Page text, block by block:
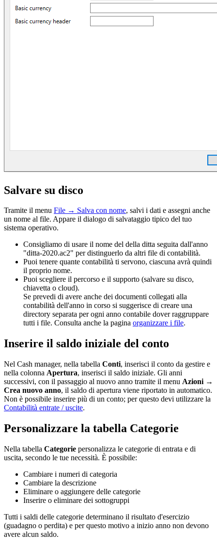
Salvare su disco
Tramite il menu File → Salva con nome, salvi i dati e assegni anche
un nome al file. Appare il dialogo di salvataggio tipico del tuo
sistema operativo.
Consigliamo di usare il nome del della ditta seguita dall'anno
"ditta-2020.ac2" per distinguerlo da altri file di contabilità.
Puoi tenere quante contabilità ti servono, ciascuna avrà quindi
il proprio nome.
Puoi scegliere il percorso e il supporto (salvare su disco,
chiavetta o cloud).
Se prevedi di avere anche dei documenti collegati alla
contabilità dell'anno in corso si suggerisce di creare una
directory separata per ogni anno contabile dover raggruppare
tutti i file. Consulta anche la pagina organizzare i file.
Inserire il saldo iniziale del conto
Nel Cash manager, nella tabella Conti, inserisci il conto da gestire e
nella colonna Apertura, inserisci il saldo iniziale. Gli anni
successivi, con il passaggio al nuovo anno tramite il menu Azioni →
Crea nuovo anno, il saldo di apertura viene riportato in automatico.
Non è possibile inserire più di un conto; per questo devi utilizzare la
Contabilità entrate / uscite.
Personalizzare la tabella Categorie
Nella tabella Categorie personalizza le categorie di entrata e di
uscita, secondo le tue necessità. È possibile:
Cambiare i numeri di categoria
Cambiare la descrizione
Eliminare o aggiungere delle categorie
Inserire o eliminare dei sottogruppi
Tutti i saldi delle categorie determinano il risultato d'esercizio
(guadagno o perdita) e per questo motivo a inizio anno non devono
avere alcun saldo.